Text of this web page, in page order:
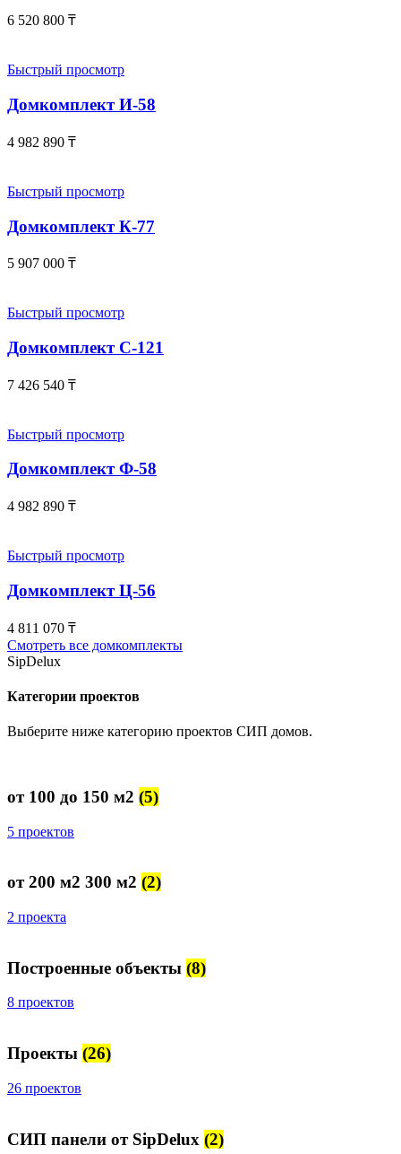
6 520 800 ₸
Быстрый просмотр
Домкомплект И-58
4 982 890 ₸
Быстрый просмотр
Домкомплект К-77
5 907 000 ₸
Быстрый просмотр
Домкомплект С-121
7 426 540 ₸
Быстрый просмотр
Домкомплект Ф-58
4 982 890 ₸
Быстрый просмотр
Домкомплект Ц-56
4 811 070 ₸
Смотреть все домкомплекты
SipDelux
Категории проектов
Выберите ниже категорию проектов СИП домов.
от 100 до 150 м2 (5)
5 проектов
от 200 м2 300 м2 (2)
2 проекта
Построенные объекты (8)
8 проектов
Проекты (26)
26 проектов
СИП панели от SipDelux (2)